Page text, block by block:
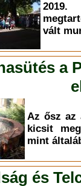
vált
a
Az ősz az
kicsit
mint
és